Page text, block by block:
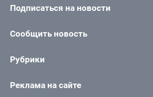
Подписаться на новости
Сообщить новость
Рубрики
Реклама на сайте